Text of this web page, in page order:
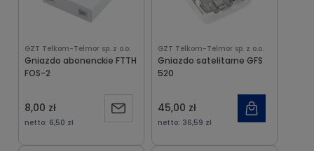
GZT Telkom-Telmor sp. z o.o.
Gniazdo abonenckie FTTH
FOS-2
8,00 zł
netto: 6,50 zł
Powiadom
GZT Telkom-Telmor sp. z o.o.
Gniazdo satelitarne GFS
520
45,00 zł
netto: 36,59 zł